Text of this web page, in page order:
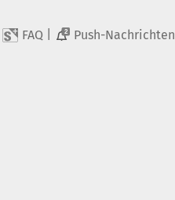
FAQ 2 Push-Nachrichten